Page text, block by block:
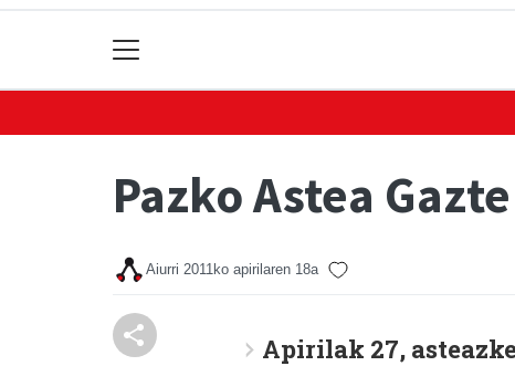
Pazko Astea
Aiurri 2011ko apirilaren 18a
Apirilak 27,